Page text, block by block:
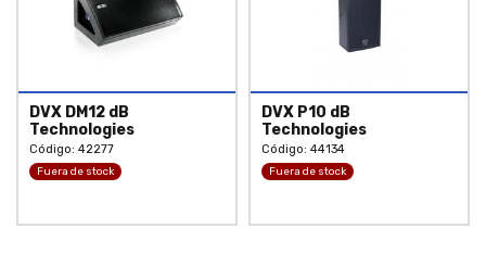
DVX DM12 dB
Technologies
Código: 42277
Fuera de stock
DVX P10 dB
Technologies
Código: 44134
Fuera de stock